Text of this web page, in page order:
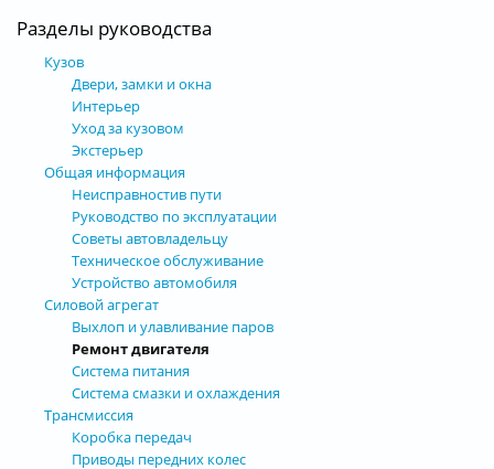
Разделы руководства
Кузов
Двери, замки и окна
Интерьер
Уход за кузовом
Экстерьер
Общая информация
Неисправностив пути
Руководство по эксплуатации
Советы автовладельцу
Техническое обслуживание
Устройство автомобиля
Силовой агрегат
Выхлоп и улавливание паров
Ремонт двигателя
Система питания
Система смазки и охлаждения
Трансмиссия
Коробка передач
Приводы передних колес